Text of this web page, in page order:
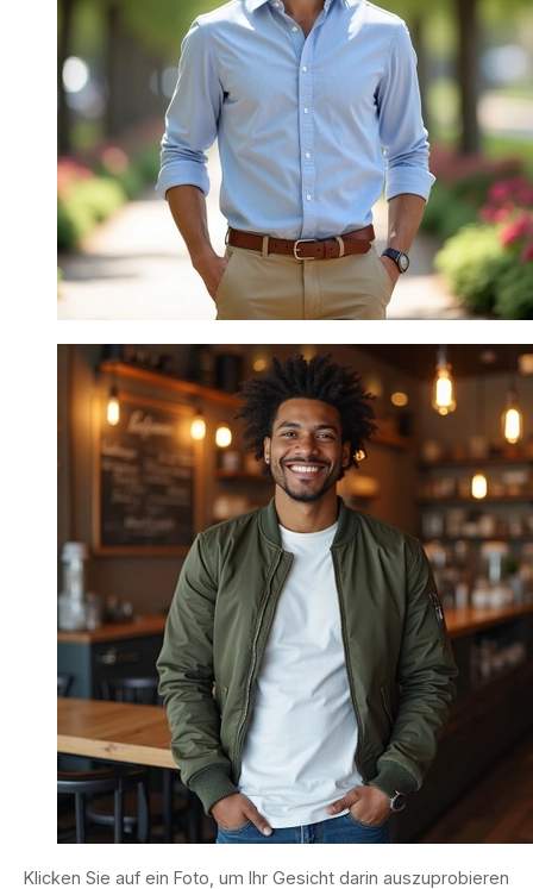
Klicken Sie auf ein Foto, um Ihr Gesicht darin auszuprobieren